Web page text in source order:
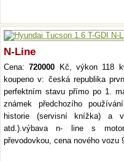
N-Line
Cena:720000 Kč, výkon 118
koupeno v: česká republika
perfektním stavu přímo po 1.
známek předchozího
historie (servisní knížka) a
atd.).výbava n- line s
převodovkou, cena nového